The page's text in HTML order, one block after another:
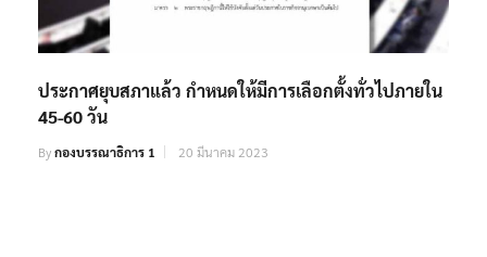
ประกาศยุบสภาแล้ว กำหนดให้มีการเลือกตั้งทั่วไปภายใน
45-60 วัน
Byกองบรรณาธิการ 1 20 มีนาคม 2023